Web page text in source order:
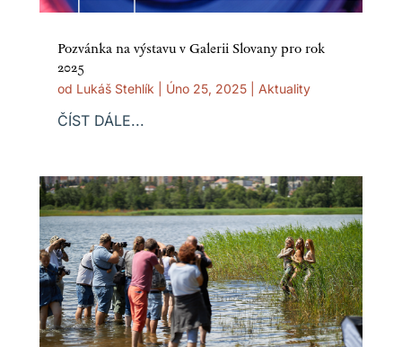
Pozvánka na výstavu v Galerii Slovany pro rok
2025
od Lukáš Stehlík Úno 25, 2025| Aktuality
ČÍST DÁLE...